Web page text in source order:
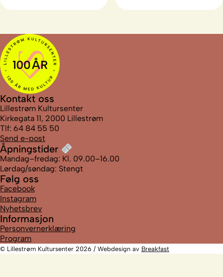
Kontakt oss
Lillestrøm Kultursenter
Kirkegata 11, 2000 Lillestrøm
Tlf: 64 84 55 50
Send e-post
Åpningstider
Mandag–fredag: Kl. 09.00–16.00
Lørdag/søndag: Stengt
Følg oss
Facebook
Instagram
Nyhetsbrev
Informasjon
Personvernerklæring
Program
© Lillestrøm Kultursenter 2026 / Webdesign av Breakfast